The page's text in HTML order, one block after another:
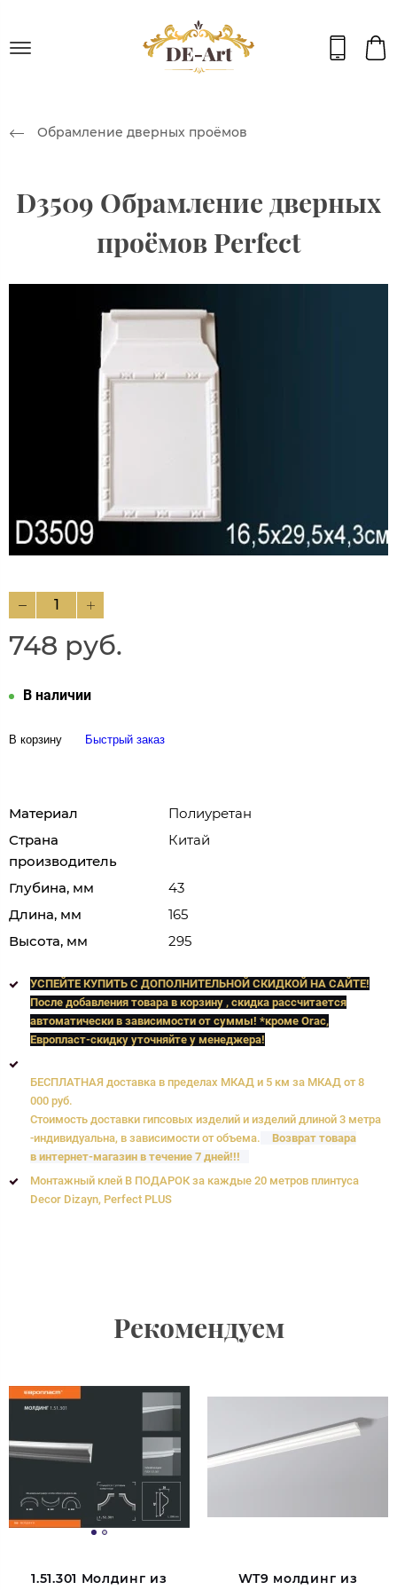
Обрамление дверных проёмов
D3509 Обрамление дверных
проёмов Perfect
748 руб.
В наличии
В корзину Быстрый заказ
Материал
Полиуретан
Страна
производитель
Китай
Глубина, мм
43
Длина, мм
165
Высота, мм
295
УСПЕЙТЕ КУПИТЬ C ДОПОЛНИТЕЛЬНОЙ СКИДКОЙ НА САЙТЕ!
После добавления товара в корзину , скидка рассчитается
автоматически в зависимости от суммы! *кроме Orac,
Европласт-скидку уточняйте у менеджера!
БЕСПЛАТНАЯ доставка в пределах МКАД и 5 км за МКАД от 8
000 руб.
Стоимость доставки гипсовых изделий и изделий длиной 3 метра
-индивидуальна, в зависимости от объема.
Возврат товара
в интернет-магазин в течение 7 дней!!!
Монтажный клей В ПОДАРОК за каждые 20 метров плинтуса
Decor Dizayn, Perfect PLUS
Рекомендуем
1.51.301 Молдинг из WT9 молдинг из